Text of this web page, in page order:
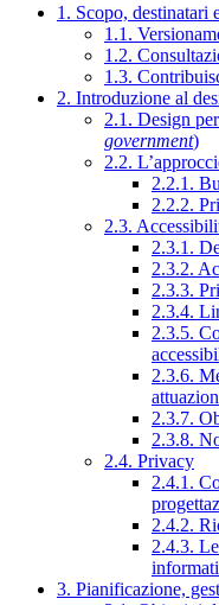
1. Scopo, destinatari
1.1.
1.2.
1.3.
2. Introduzione al
2.1. Design
government)
2.2.
2.2.1.
2.2.2.
2.3.
2.3.1.
2.3.2.
2.3.3.
2.3.4.
2.3.5.
2.3.6.
2.3.7.
2.3.8.
2.4. Privacy
2.4.1.
2.4.2.
2.4.3.
3. Pianificazione,